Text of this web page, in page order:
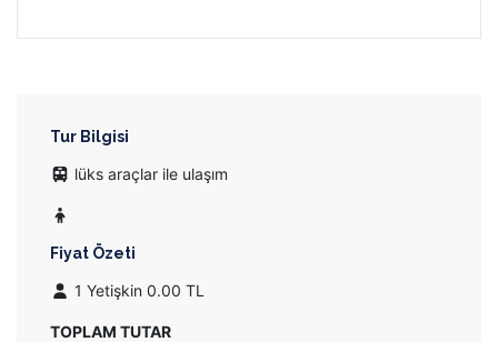
Tur Bilgisi
lüks araçlar ile ulaşım
Fiyat Özeti
1 Yetişkin 0.00 TL
TOPLAM TUTAR